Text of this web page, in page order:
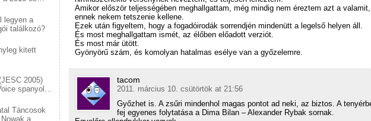
legyen a
találkozó?
kitett
2005)
spanyol
Táncosok
a
Amikor először teljességében meghallgattam, még mindig nem éreztem azt a valamit,
ennek nekem tetszenie kellene.
Ezek után figyeltem, hogy a fogadóirodák sorrendjén mindenütt a legelső helyen áll.
És most meghallgattam ismét, az élőben előadott verziót.
És most már ütött.
Gyönyörű szám, és komolyan hatalmas esélye van a győzelemre.
tacom
2011. március 10. csütörtök at 21:56
Győzhet is. A zsűri mindenhol magas pontot ad neki, az biztos. A
fej egyenes folytatása a Dima Bilan – Alexander Rybak sornak.